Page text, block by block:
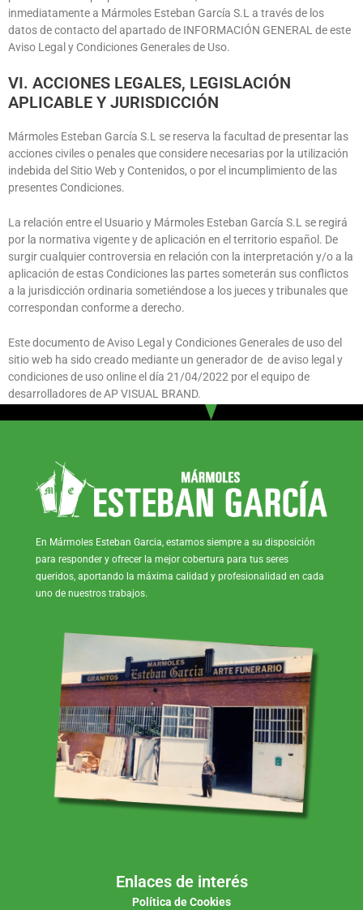
inmediatamente a Mármoles Esteban García S.L a través de los
datos de contacto del apartado de INFORMACIÓN GENERAL de este
Aviso Legal y Condiciones Generales de Uso.
VI. ACCIONES LEGALES, LEGISLACIÓN
APLICABLE Y JURISDICCIÓN
Mármoles Esteban García S.L se reserva la facultad de presentar las
acciones civiles o penales que considere necesarias por la utilización
indebida del Sitio Web y Contenidos, o por el incumplimiento de las
presentes Condiciones.
La relación entre el Usuario y Mármoles Esteban García S.L se regirá
por la normativa vigente y de aplicación en el territorio español. De
surgir cualquier controversia en relación con la interpretación y/o a la
aplicación de estas Condiciones las partes someterán sus conflictos
a la jurisdicción ordinaria sometiéndose a los jueces y tribunales que
correspondan conforme a derecho.
Este documento de Aviso Legal y Condiciones Generales de uso del
sitio web ha sido creado mediante un generador de de aviso legal y
condiciones de uso online el día 21/04/2022 por el equipo de
desarrolladores de AP VISUAL BRAND.
En Mármoles Esteban Garcia, estamos siempre a su disposición
para responder y ofrecer la mejor cobertura para tus seres
queridos, aportando la máxima calidad y profesionalidad en cada
uno de nuestros trabajos.
Enlaces de interés
Política de Cookies